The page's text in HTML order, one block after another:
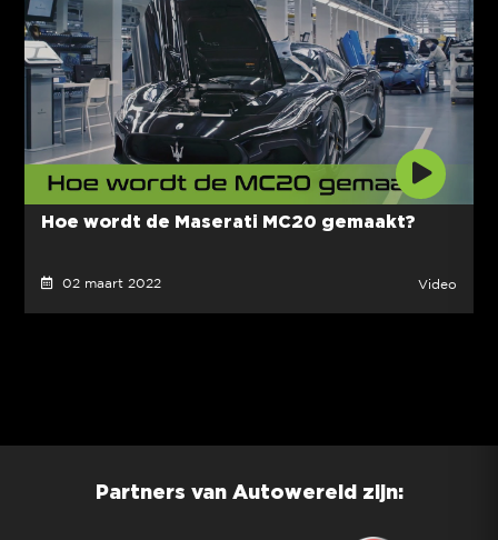
Hoe wordt de Maserati MC20 gemaakt?
02 maart 2022 Video
Partners van Autowereld zijn: